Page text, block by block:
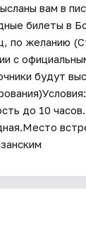
вам в
билеты в
по желанию
с
будут
до 10